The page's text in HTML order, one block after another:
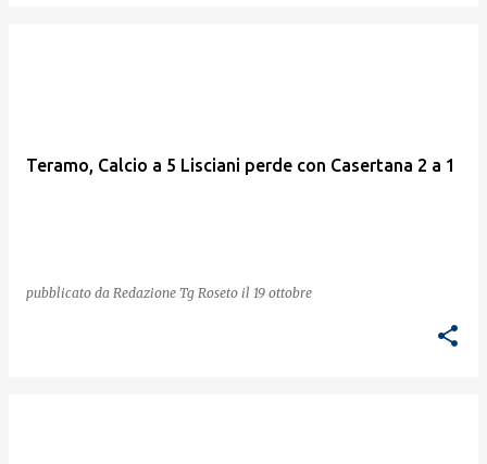
Teramo, Calcio a 5 Lisciani perde con Casertana 2 a 1
pubblicato da Redazione Tg Roseto il 19 ottobre